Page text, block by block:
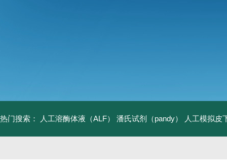
热门搜索： 人工溶酶体液（ALF） 潘氏试剂（pandy） 人工模拟皮